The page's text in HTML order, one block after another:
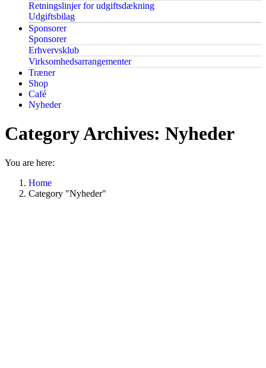
Retningslinjer for udgiftsdækning
Udgiftsbilag
Sponsorer
Sponsorer
Erhvervsklub
Virksomhedsarrangementer
Træner
Shop
Café
Nyheder
Category Archives: Nyheder
You are here:
Home
Category "Nyheder"